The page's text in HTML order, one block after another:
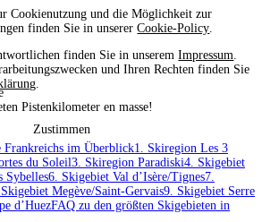
Cookienutzung und die Möglichkeit zur
finden Sie in unsererCookie-Policy.
finden Sie in unseremImpressum.
und Ihren Rechten finden Sie
.
Zustimmen
Pistenkilometer en masse!
Frankreichs im Überblick1. Skiregion Les 3
du Soleil3. Skiregion Paradiski4. Skigebiet
Sybelles6. Skigebiet Val d’Isère/Tignes7.
Megève/Saint-Gervais9. Skigebiet Serre
d’HuezFAQ zu den größten Skigebieten in